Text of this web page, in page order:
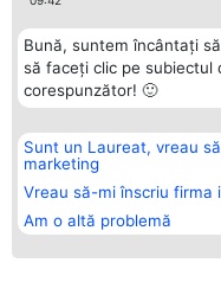
Bună, suntem încântați
să faceți clic pe subiectul
corespunzător! 🙂
Sunt un Laureat, vreau
marketing
Vreau să-mi înscriu firma
Am o altă problemă
Organizator Ranking
BRIGHT SOLUTIONS BR SRL
Aleea Timisul De Sus 2 Bl. A30
Sc. A Et. 4 Ap. 13 Cod 061952
București
CUI 36737675